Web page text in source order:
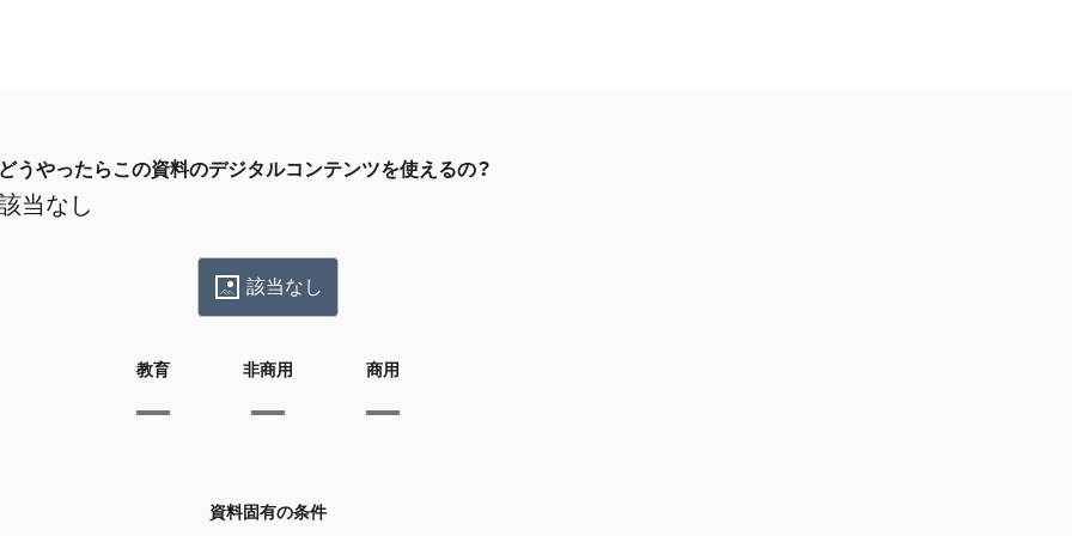
どうやったらこの資料のデジタルコンテンツを使えるの？
当なし
該当なし
教育 非商用 商用
資料固有の条件